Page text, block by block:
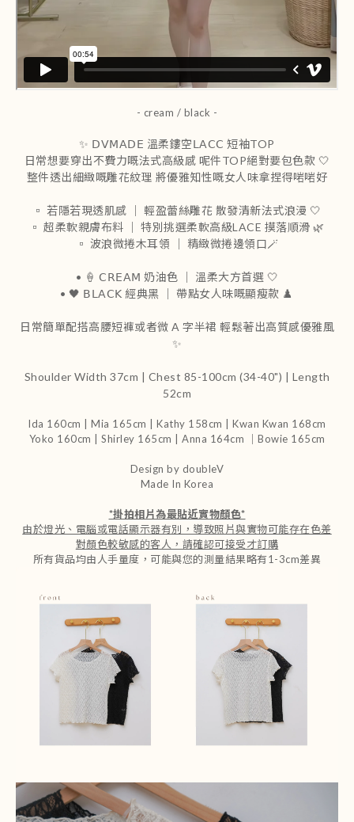
- cream / black -
✨ 𝖣𝖵𝖬𝖠𝖣𝖤 溫柔鏤空𝖫𝖠𝖢𝖢 短袖TOP
日常想要穿出不費力嘅法式高級感 呢件TOP絕對要包色款 🤍
整件透出細緻嘅雕花紋理 將優雅知性嘅女人味拿捏得啱啱好
▫️ 若隱若現透肌感 ｜ 輕盈蕾絲雕花 散發清新法式浪漫 🤍
▫️ 超柔軟親膚布料 ｜ 特別挑選柔軟高級LACE 摸落順滑 🌿
▫️ 波浪微捲木耳領 ｜ 精緻微捲邊領口🪄
• 🍦 𝖢𝖱𝖤𝖠𝖬 奶油色 ｜ 溫柔大方首選 🤍
• 🖤 𝖡𝖫𝖠𝖢𝖪 經典黑 ｜ 帶點女人味嘅顯瘦款 ♟️
日常簡單配搭高腰短褲或者微 𝖠 字半裙 輕鬆著出高質感優雅風
✨
Shoulder Width 37cm | Chest 85-100cm (34-40") | Length
52cm
Ida 160cm | Mia 165cm | Kathy 158cm |Kwan Kwan 168cm
Yoko 160cm | Shirley 165cm
| Anna 164cm ｜Bowie 165cm
Design by doubleV
Made In Korea
*掛拍相片為最貼近實物顏色*
由於燈光、電腦或電話顯示器有別，導致照片與實物可能存在色差
對顏色較敏感的客人，請確認可接受才訂購
所有貨品均由人手量度，可能與您的測量結果略有1-3cm差異